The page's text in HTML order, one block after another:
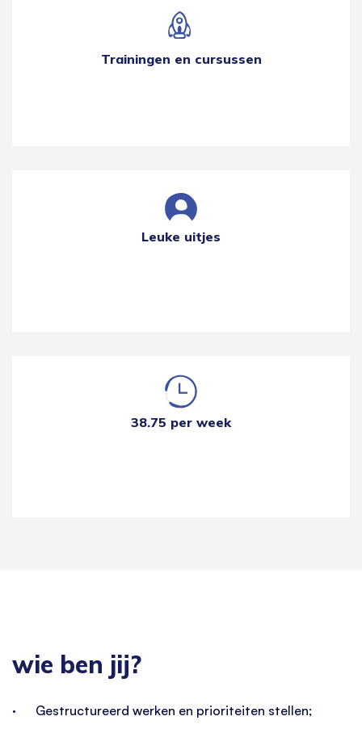
Trainingen en cursussen
Leuke uitjes
38.75 per week
wie ben jij?
· Gestructureerd werken en prioriteiten stellen;